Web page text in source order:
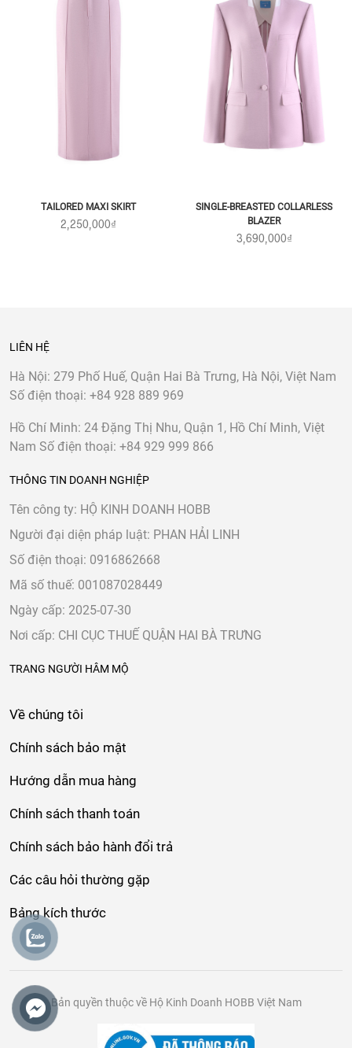
TAILORED MAXI SKIRT
2,250,000₫
SINGLE-BREASTED COLLARLESS
BLAZER
3,690,000₫
LIÊN HỆ
Hà Nội: 279 Phố Huế, Quận Hai Bà Trưng, Hà Nội, Việt Nam
Số điện thoại: +84 928 889 969
Hồ Chí Minh: 24 Đặng Thị Nhu, Quận 1, Hồ Chí Minh, Việt
Nam Số điện thoại: +84 929 999 866
THÔNG TIN DOANH NGHIỆP
Tên công ty: HỘ KINH DOANH HOBB
Người đại diện pháp luật: PHAN HẢI LINH
Số điện thoại: 0916862668
Mã số thuế: 001087028449
Ngày cấp: 2025-07-30
Nơi cấp: CHI CỤC THUẾ QUẬN HAI BÀ TRƯNG
TRANG NGƯỜI HÂM MỘ
Về chúng tôi
Chính sách bảo mật
Hướng dẫn mua hàng
Chính sách thanh toán
Chính sách bảo hành đổi trả
Các câu hỏi thường gặp
Bảng kích thước
Bản quyền thuộc về Hộ Kinh Doanh HOBB Việt Nam